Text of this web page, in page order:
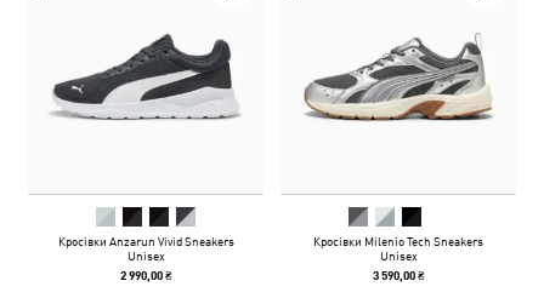
Кросівки Anzarun Vivid Sneakers
Unisex
2 990,00 ₴
Кросівки Milenio Tech Sneakers
Unisex
3 590,00 ₴